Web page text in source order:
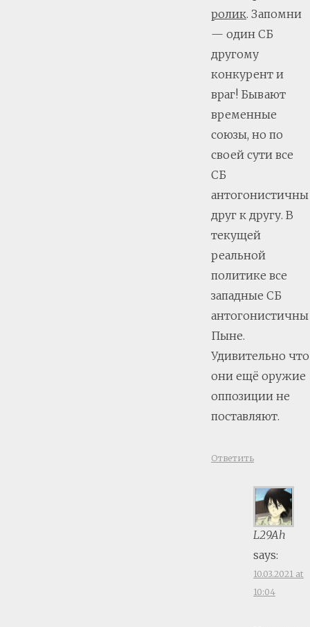
ролик. Запомни
— один СБ
другому
конкурент и
враг! Бывают
временные
союзы, но по
своей сути все
СБ
антогонистичны
друг к другу. В
текущей
реальной
политике все
западные СБ
антогонистичны
Пыне.
Удивительно что
они ещё оружие
оппозиции не
поставляют.
Ответить
L29Ah
says:
10.03.2021 at
10:04